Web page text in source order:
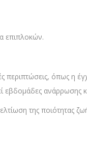
επιπλοκών.
όπως η
εβδομάδες
της ποιότητας